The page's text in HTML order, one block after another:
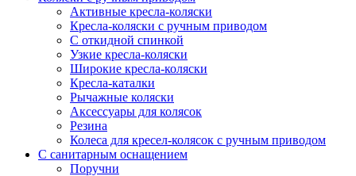
Активные кресла-коляски
Кресла-коляски с ручным приводом
С откидной спинкой
Узкие кресла-коляски
Широкие кресла-коляски
Кресла-каталки
Рычажные коляски
Аксессуары для колясок
Резина
Колеса для кресел-колясок с ручным приводом
С санитарным оснащением
Поручни